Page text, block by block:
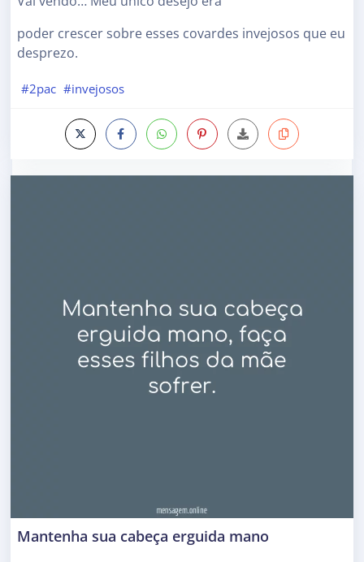
poder crescer sobre esses covardes invejosos que eu
desprezo.
#2pac #invejosos
Mantenha sua cabeça erguida mano